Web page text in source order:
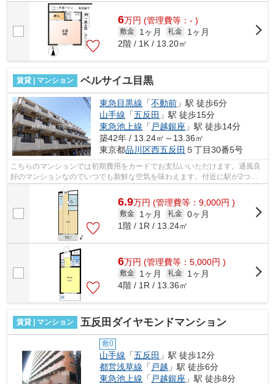
リフレッシュしましょう。徒歩10分に駅...
6万円 (管理費等：- )
敷金 1ヶ月 礼金
1ヶ月
2階 / 1K / 13.20㎡
賃貸 | マンション ベルサイユ目黒
東急目黒線 「不動前 」駅 徒歩6分
山手線 「五反田 」駅 徒歩15分
東急池上線 「 戸越銀座 」駅 徒歩14分
築42年 / 13.24㎡～13.36㎡
東京都品川区西五反田 ５丁目30番5号
こちらのマンションでは初期費用をカードでお支払いいただけます。通風良
好のマンションなのでいつでも新鮮な空気を味わえます。付近に駅が2つあ
るので、用途や行き先によって経路を選...
6.9万円 (管理費等：9,000円 )
敷金 1ヶ月 礼金 0ヶ月
1階 / 1R / 13.24㎡
6万円 (管理費等：5,000円 )
敷金 1ヶ月 礼金
1ヶ月
4階 / 1R / 13.36㎡
賃貸 | マンション 五反田ダイヤモンドマンション
敷0
山手線 「五反田 」駅 徒歩12分
都営浅草線 「 戸越 」駅 徒歩6分
東急池上線 「 戸越銀座 」駅 徒歩8分